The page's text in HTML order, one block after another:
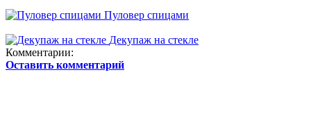
Пуловер спицами
Декупаж на стекле
Комментарии:
Оставить комментарий